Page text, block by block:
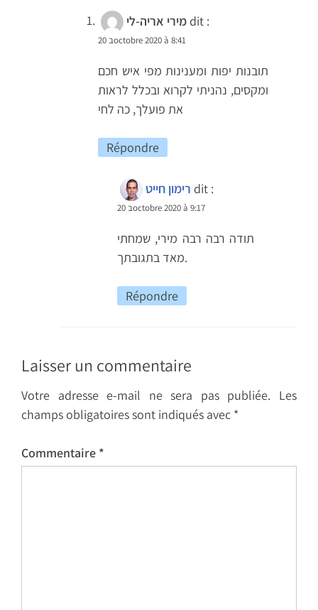
מירי אריה-לי dit :
20 בoctobre 2020 à 8:41
תובנות יפות ומענינות מפי איש חכם
ומקסים, נהניתי לקרוא ובכלל לראות
את פועלך, כה לחי
Répondre
רימון חייט dit :
20 בoctobre 2020 à 9:17
תודה רבה רבה מירי, שמחתי
מאד בתגובתך.
Répondre
Laisser un commentaire
Votre adresse e-mail ne sera pas publiée.
Les
champs obligatoires sont indiqués avec *
Commentaire *